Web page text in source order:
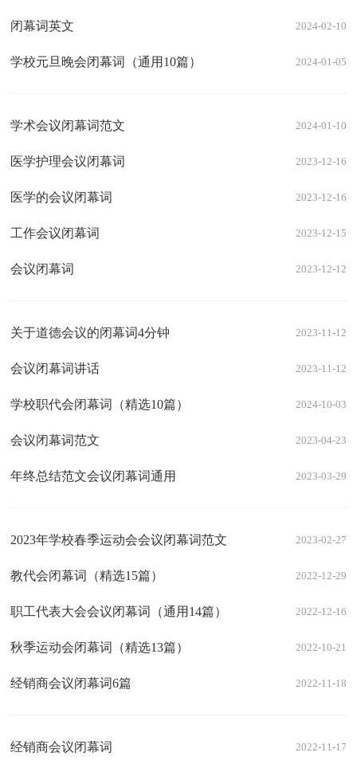
闭幕词英文 2024-02-10
学校元旦晚会闭幕词（通用10篇） 2024-01-05
学术会议闭幕词范文 2024-01-10
医学护理会议闭幕词 2023-12-16
医学的会议闭幕词 2023-12-16
工作会议闭幕词 2023-12-15
会议闭幕词 2023-12-12
关于道德会议的闭幕词4分钟 2023-11-12
会议闭幕词讲话 2023-11-12
学校职代会闭幕词（精选10篇） 2024-10-03
会议闭幕词范文 2023-04-23
年终总结范文会议闭幕词通用 2023-03-29
2023年学校春季运动会会议闭幕词范文 2023-02-27
教代会闭幕词（精选15篇） 2022-12-29
职工代表大会会议闭幕词（通用14篇） 2022-12-16
秋季运动会闭幕词（精选13篇） 2022-10-21
经销商会议闭幕词6篇 2022-11-18
经销商会议闭幕词 2022-11-17